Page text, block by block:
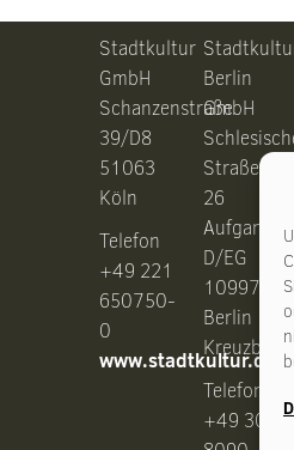
Stadtkultur
GmbH
Schanzenstraße
39/D8
51063
Köln
Telefon
+49 221
650750-
0
www.stadtkultur.de
Berlin
GmbH
Straße
26
Aufgang
D/EG
10997
Berlin
Kreuzberg
Telefon
+49 30